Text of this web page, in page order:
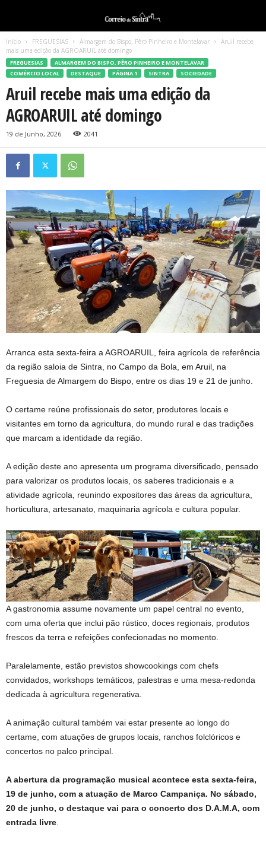
Início FREGUESIAS Almargem do Bispo, Pêro Pinheiro e Montelavar
Aruil recebe
mais uma edição da AGROARUIL até domingo
FREGUESIAS
ALMARGEM DO BISPO, PÊRO PINHEIRO E MONTELAVAR
COMÉRCIO LOCAL
DESTAQUE PÁGINA 1 SINTRA SOCIEDADE
Aruil recebe mais uma edição da
AGROARUIL até domingo
19 de Junho, 2026 2041
Arranca esta sexta-feira a AGROARUIL, feira agrícola de referência
da região saloia de Sintra, no Campo da Bola, em Aruil, na
Freguesia de Almargem do Bispo, entre os dias 19 e 21 de junho.
O certame reúne profissionais do setor, produtores locais e
visitantes em torno da agricultura, do mundo rural e das tradições
que marcam a identidade da região.
A edição deste ano apresenta um programa diversificado, pensado
para valorizar os produtos locais, os saberes tradicionais e a
atividade agrícola, reunindo expositores das áreas da agricultura,
horticultura, artesanato, maquinaria agrícola e cultura popular.
A gastronomia assume novamente um papel central no evento,
com uma oferta que inclui pão rústico, doces regionais, produtos
frescos da terra e refeições confecionadas no momento.
Paralelamente, estão previstos showcookings com chefs
convidados, workshops temáticos, palestras e uma mesa-redonda
dedicada à agricultura regenerativa.
A animação cultural também vai estar presente ao longo do
certame, com atuações de grupos locais, ranchos folclóricos e
concertos no palco principal.
A abertura da programação musical acontece esta sexta-feira,
19 de junho, com a atuação de Marco Campaniça. No sábado,
20 de junho, o destaque vai para o concerto dos D.A.M.A, com
entrada livre